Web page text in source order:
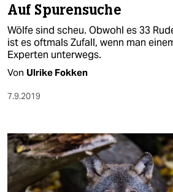
Auf Spurensuche
Wölfe sind scheu. Obwohl es 33
ist es oftmals Zufall, wenn man
Experten unterwegs.
Von Ulrike Fokken
7.9.2019